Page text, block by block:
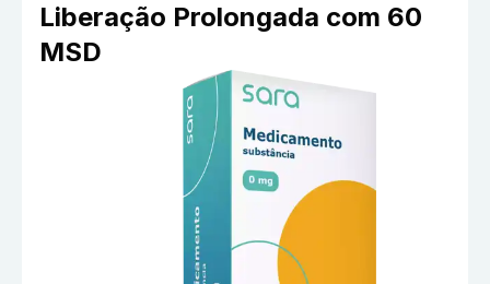
Liberação Prolongada com 60
MSD